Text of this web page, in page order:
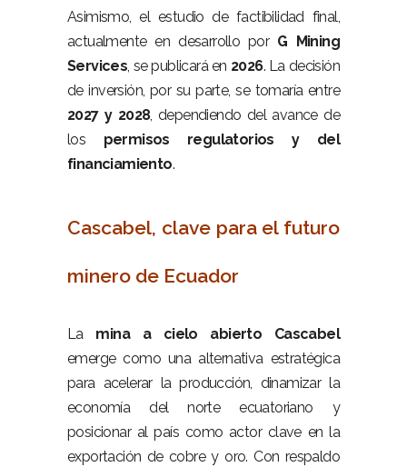
Asimismo, el estudio de factibilidad final,
actualmente en desarrollo por G Mining
Services, se publicará en 2026. La decisión
de inversión, por su parte, se tomaría entre
2027 y 2028, dependiendo del avance de
los permisos regulatorios y del
financiamiento.
Cascabel, clave para el futuro
minero de Ecuador
La mina a cielo abierto Cascabel
emerge como una alternativa estratégica
para acelerar la producción, dinamizar la
economía del norte ecuatoriano y
posicionar al país como actor clave en la
exportación de cobre y oro. Con respaldo